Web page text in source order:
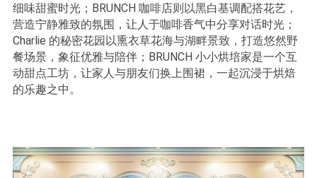
细味甜蜜时光；BRUNCH 咖啡店则以黑白基调配搭花艺，
营造宁静雅致的氛围，让人于咖啡香气中分享对话时光；
Charlie 的秘密花园以熏衣草花海与湖畔景致，打造悠然野
餐场景，象征优雅与陪伴；BRUNCH 小小烘培家是一个互
动甜点工坊，让家人与朋友们换上围裙，一起沉浸于烘焙
的乐趣之中。